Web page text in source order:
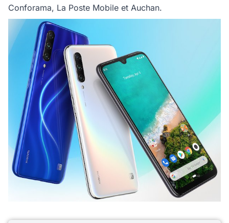
Conforama, La Poste Mobile et Auchan.